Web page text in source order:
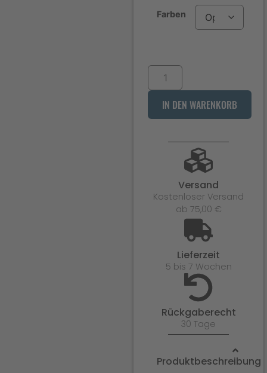
Farben
IN DEN WARENKORB
Versand
Kostenloser Versand
ab 75,00 €
Lieferzeit
5 bis 7 Wochen
Rückgaberecht
30 Tage
Produktbeschreibung